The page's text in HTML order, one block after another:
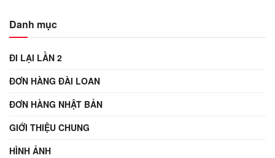
Danh mục
ĐI LẠI LẦN 2
ĐƠN HÀNG ĐÀI LOAN
ĐƠN HÀNG NHẬT BẢN
GIỚI THIỆU CHUNG
HÌNH ẢNH